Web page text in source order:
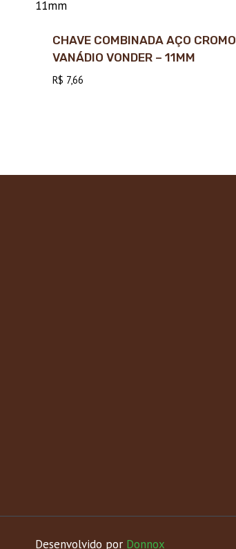
CHAVE COMBINADA AÇO CROMO
VANÁDIO VONDER – 11MM
R$ 7,66
Desenvolvido por Donnox